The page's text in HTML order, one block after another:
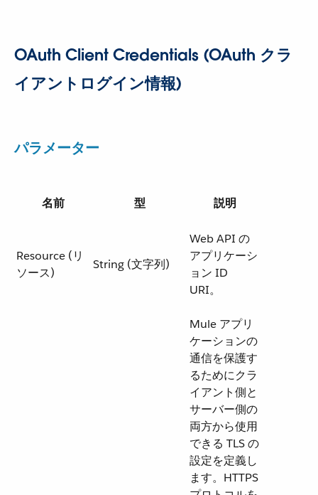
OAuth Client Credentials (OAuth クラ
イアントログイン情報)
パラメーター
名前 型 説明
Resource (リ
ソース)
String (文字列)
Web API の
アプリケーシ
ョン ID
URI。
Mule アプリ
ケーションの
通信を保護す
るためにクラ
イアント側と
サーバー側の
両方から使用
できる TLS の
設定を定義し
ます。HTTPS